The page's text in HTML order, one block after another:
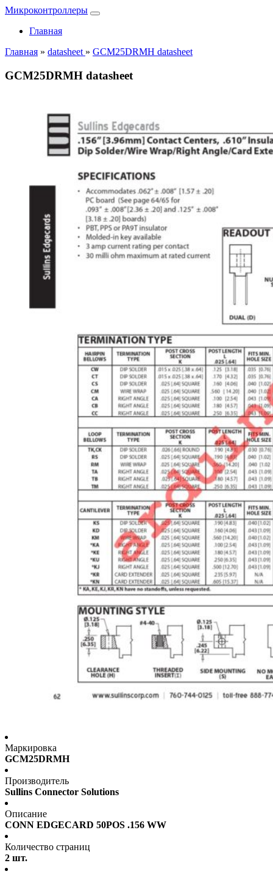
Микроконтроллеры
Главная
Главная » datasheet » GCM25DRMH datasheet
GCM25DRMH datasheet
Маркировка
GCM25DRMH
Производитель
Sullins Connector Solutions
Описание
CONN EDGECARD 50POS .156 WW
Количество страниц
2 шт.